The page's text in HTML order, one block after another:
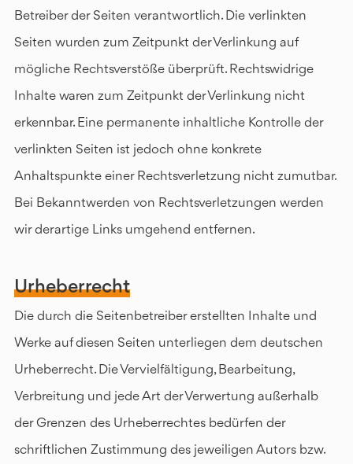
Betreiber der Seiten verantwortlich. Die verlinkten
Seiten wurden zum Zeitpunkt der Verlinkung auf
mögliche Rechtsverstöße überprüft. Rechtswidrige
Inhalte waren zum Zeitpunkt der Verlinkung nicht
erkennbar. Eine permanente inhaltliche Kontrolle der
verlinkten Seiten ist jedoch ohne konkrete
Anhaltspunkte einer Rechtsverletzung nicht zumutbar.
Bei Bekanntwerden von Rechtsverletzungen werden
wir derartige Links umgehend entfernen.
Urheberrecht
Die durch die Seitenbetreiber erstellten Inhalte und
Werke auf diesen Seiten unterliegen dem deutschen
Urheberrecht. Die Vervielfältigung, Bearbeitung,
Verbreitung und jede Art der Verwertung außerhalb
der Grenzen des Urheberrechtes bedürfen der
schriftlichen Zustimmung des jeweiligen Autors bzw.